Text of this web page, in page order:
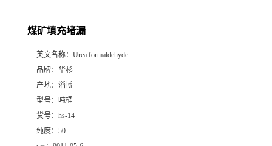
煤矿填充堵漏
英文名称： Urea formaldehyde
品牌： 华杉
产地： 淄博
型号： 吨桶
货号： hs-14
纯度： 50